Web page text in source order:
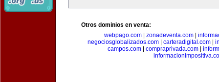
Otros dominios en venta:
webpago.com
zonadeventa.com
negociosglobalizados.com
carteradigital.com
campos.com
compraprivada.com